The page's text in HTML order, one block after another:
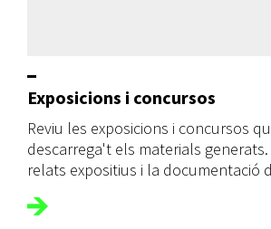
Exposicions i concursos
Reviu les exposicions i concursos
descarrega't els materials
relats expositius i la documentació